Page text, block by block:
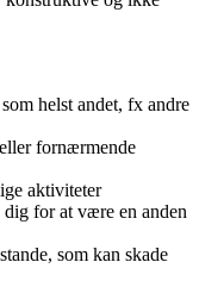
helst andet, fx andre
fornærmende
aktiviteter
for at være en anden
som kan skade